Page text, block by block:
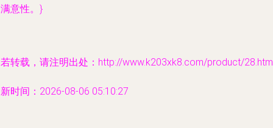
意性。}
转载，请注明出处：http://www.k203xk8.com/product/
时间：2026-08-06 05:10:27